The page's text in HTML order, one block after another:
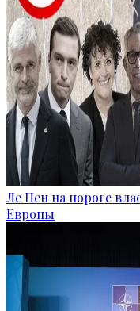
Ле Пен на пороге
Европы